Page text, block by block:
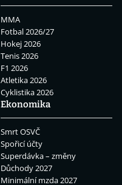
MMA
Fotbal 2026/27
Hokej 2026
Tenis 2026
F1 2026
Atletika 2026
Cyklistika 2026
Ekonomika
Smrt OSVČ
Spořicí účty
Superdávka – změny
Důchody 2027
Minimální mzda 2027